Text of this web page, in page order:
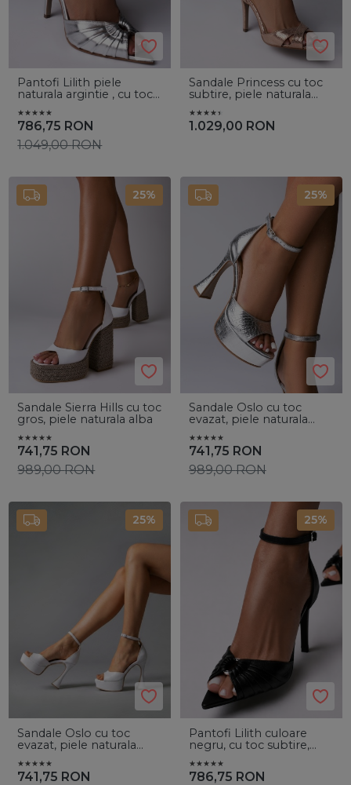
Pantofi Lilith piele
naturala argintie , cu toc
786,75 RON
1.049,00RON
Sandale Princess cu toc
subtire, piele naturala
1.029,00 RON
25%
Sandale Sierra Hills cu toc
gros, piele naturala alba
741,75 RON
989,00RON
25%
Sandale Oslo cu toc
evazat, piele naturala
741,75 RON
989,00RON
25%
Sandale Oslo cu toc
evazat, piele naturala
741,75 RON
25%
Pantofi Lilith culoare
negru, cu toc subtire,
786,75 RON